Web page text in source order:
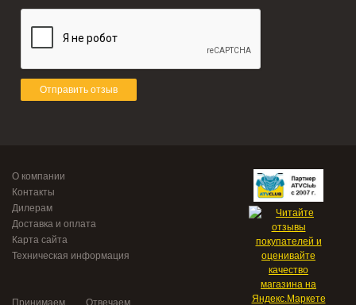
Отправить отзыв
О компании
Контакты
Дилерам
Доставка и оплата
Карта сайта
Техническая информация
Принимаем Отвечаем